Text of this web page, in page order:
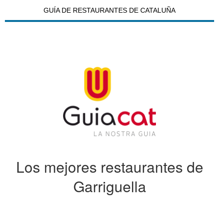
GUÍA DE RESTAURANTES DE CATALUÑA
Los mejores restaurantes de
Garriguella